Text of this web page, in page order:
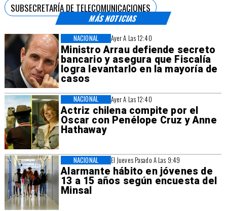
MÁS NOTICIAS
Ayer A Las 12:40
Ministro Arrau defiende secreto
bancario y asegura que Fiscalía
logra levantarlo en la mayoría de
casos
NACIONAL
Ayer A Las 12:40
Actriz chilena compite por el
Oscar con Penélope Cruz y Anne
Hathaway
NACIONAL
El Jueves Pasado A Las 9:49
Alarmante hábito en jóvenes de
13 a 15 años según encuesta del
Minsal
NACIONAL
SUBSECRETARÍA DE TELECOMUNICACIONES